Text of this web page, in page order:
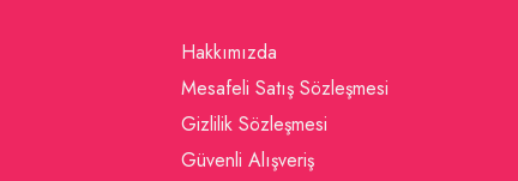
Hakkımızda
Mesafeli Satış Sözleşmesi
Gizlilik Sözleşmesi
Güvenli Alışveriş